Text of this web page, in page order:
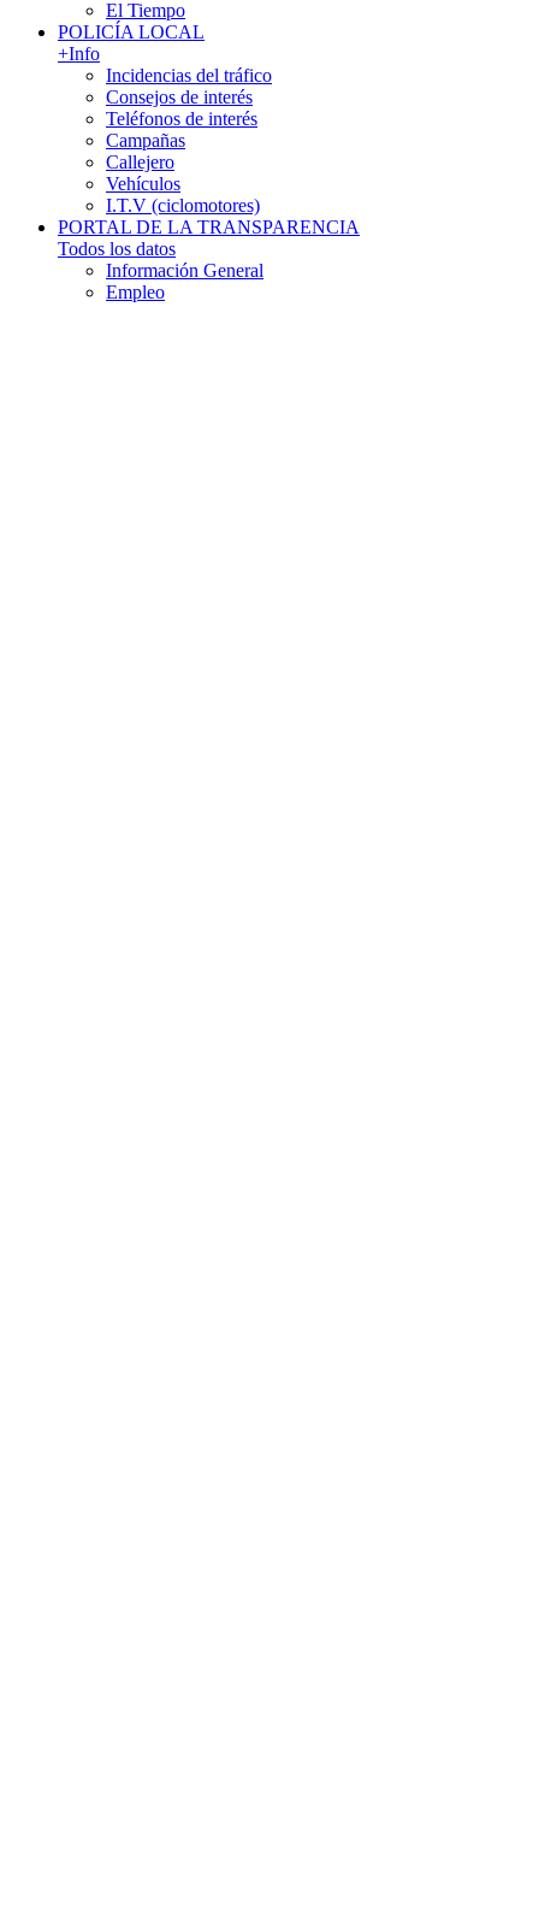
El Tiempo
POLICÍA LOCAL
+Info
Incidencias del tráfico
Consejos de interés
Teléfonos de interés
Campañas
Callejero
Vehículos
I.T.V (ciclomotores)
PORTAL DE LA TRANSPARENCIA
Todos los datos
Información General
Empleo